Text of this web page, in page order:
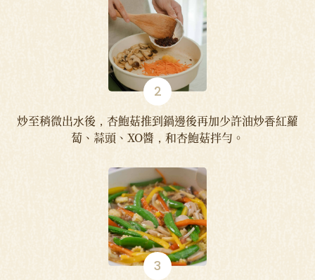
炒至稍微出⽔後，杏鮑菇推到鍋邊後再加少許油炒⾹紅蘿
蔔、蒜頭、XO醬，和杏鮑菇拌勻。